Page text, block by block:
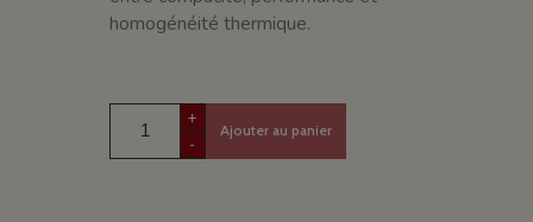
homogénéité thermique.
+
-
Ajouter au panier